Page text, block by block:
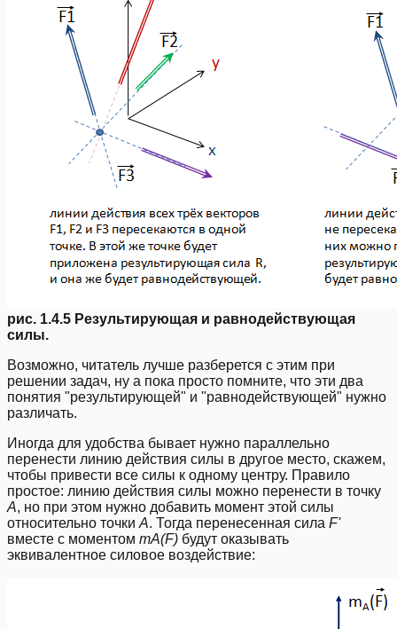
рис. 1.4.5 Результирующая и равнодействующая
силы.
Возможно, читатель лучше разберется с этим при
решении задач, ну а пока просто помните, что эти два
понятия "результирующей" и "равнодействующей" нужно
различать.
Иногда для удобства бывает нужно параллельно
перенести линию действия силы в другое место, скажем,
чтобы привести все силы к одному центру. Правило
простое: линию действия силы можно перенести в точку
А, но при этом нужно добавить момент этой силы
относительно точки А. Тогда перенесенная сила F'
вместе с моментом mA(F) будут оказывать
эквивалентное силовое воздействие: